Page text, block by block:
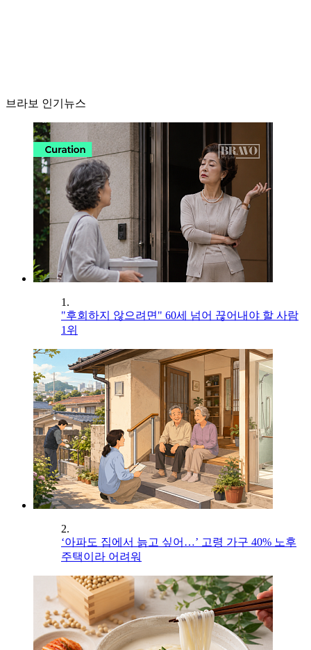
브라보 인기뉴스
1.
"후회하지 않으려면" 60세 넘어 끊어내야 할 사람
1위
2.
‘아파도 집에서 늙고 싶어…’ 고령 가구 40% 노후
주택이라 어려워